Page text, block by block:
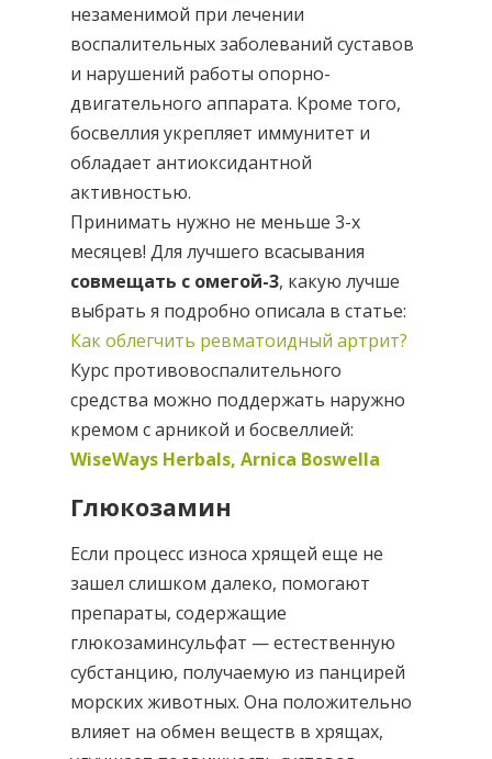
незаменимой при лечении
воспалительных заболеваний суставов
и нарушений работы опорно-
двигательного аппарата. Кроме того,
босвеллия укрепляет иммунитет и
обладает антиоксидантной
активностью.
Принимать нужно не меньше 3-х
месяцев! Для лучшего всасывания
совмещать с омегой-3, какую лучше
выбрать я подробно описала в статье:
Как облегчить ревматоидный артрит?
Курс противовоспалительного
средства можно поддержать наружно
кремом с арникой и босвеллией:
WiseWays Herbals, Arnica Boswella
Глюкозамин
Если процесс износа хрящей еще не
зашел слишком далеко, помогают
препараты, содержащие
глюкозаминсульфат — естественную
субстанцию, получаемую из панцирей
морских животных. Она положительно
влияет на обмен веществ в хрящах,